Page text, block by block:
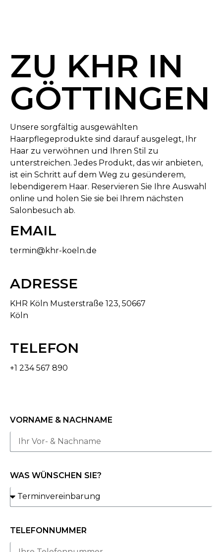
ZU KHR IN
GÖTTINGEN
Unsere sorgfältig ausgewählten
Haarpflegeprodukte sind darauf ausgelegt, Ihr
Haar zu verwöhnen und Ihren Stil zu
unterstreichen. Jedes Produkt, das wir anbieten,
ist ein Schritt auf dem Weg zu gesünderem,
lebendigerem Haar. Reservieren Sie Ihre Auswahl
online und holen Sie sie bei Ihrem nächsten
Salonbesuch ab.
EMAIL
termin@khr-koeln.de
ADRESSE
KHR Köln Musterstraße 123, 50667
Köln
TELEFON
+1 234 567 890
VORNAME & NACHNAME
WAS WÜNSCHEN SIE?
TELEFONNUMMER